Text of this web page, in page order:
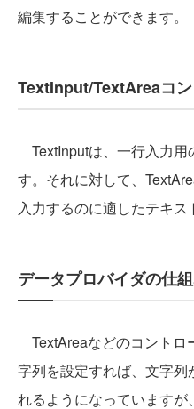
編集することができます。
TextInput/TextAreaコ
TextInputは、一行入力
す。それに対して、
入力するのに適したテキス
データプロバイダの仕
TextAreaなどのコントロ
字列を設定すれば、文字列
れるようになっています